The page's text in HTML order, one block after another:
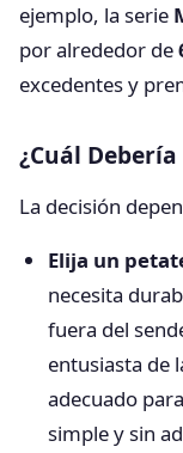
ejemplo, la serie
por alrededor de
excedentes y
¿Cuál
La decisión
Elija un
necesita
fuera del
entusiasta de
adecuado
simple y sin